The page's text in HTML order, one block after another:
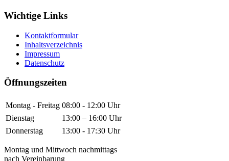
Wichtige Links
Kontaktformular
Inhaltsverzeichnis
Impressum
Datenschutz
Öffnungszeiten
Montag - Freitag 08:00 - 12:00 Uhr
Dienstag
13:00 – 16:00 Uhr
Donnerstag
13:00 - 17:30 Uhr
Montag und Mittwoch nachmittags
nach Vereinbarung